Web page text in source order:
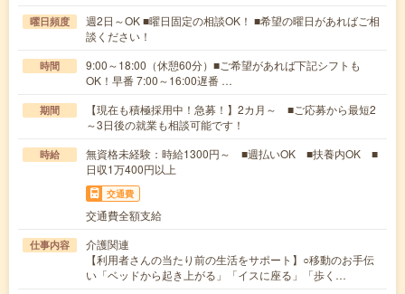
曜日頻度
週2日～OK ■曜日固定の相談OK！ ■希望の曜日があればご相
談ください！
時間
9:00～18:00（休憩60分）■ご希望があれば下記シフトも
OK！早番 7:00～16:00遅番 …
期間
【現在も積極採用中！急募！】2カ月～ ■ご応募から最短2
～3日後の就業も相談可能です！
時給
無資格未経験：時給1300円～ ■週払いOK ■扶養内OK ■
日収1万400円以上
交通費
交通費全額支給
仕事内容
介護関連
【利用者さんの当たり前の生活をサポート】○移動のお手伝
い「ベッドから起き上がる」「イスに座る」「歩く…